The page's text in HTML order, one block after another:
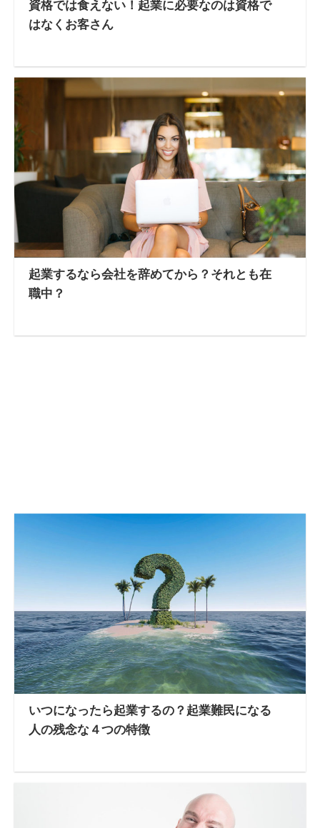
資格では食えない！起業に必要なのは資格で
はなくお客さん
起業するなら会社を辞めてから？それとも在
職中？
いつになったら起業するの？起業難民になる
人の残念な４つの特徴